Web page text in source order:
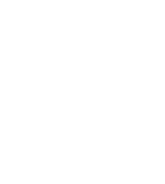
deze dan met onze maattabel.